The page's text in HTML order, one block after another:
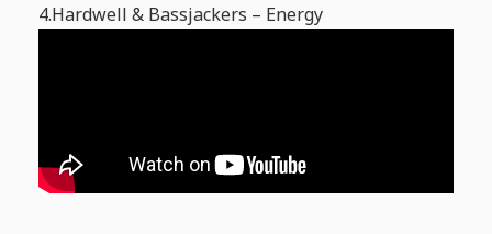
4.Hardwell & Bassjackers – Energy